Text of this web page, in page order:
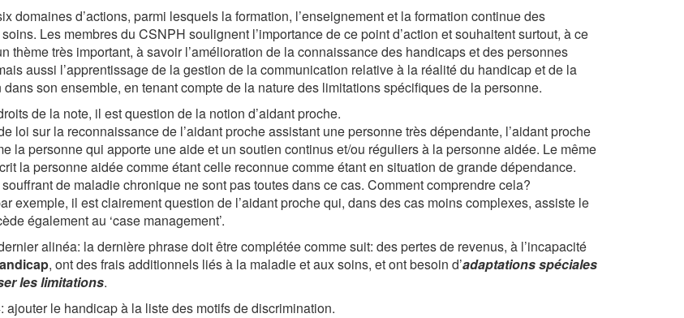
domaines d’actions, parmi lesquels la formation, l’enseignement et la formation continue des
Les membres du CSNPH soulignent l’importance de ce point d’action et souhaitent surtout, à ce
thème très important, à savoir l’amélioration de la connaissance des handicaps et des personnes
aussi l’apprentissage de la gestion de la communication relative à la réalité du handicap et de la
son ensemble, en tenant compte de la nature des limitations spécifiques de la personne.
de la note, il est question de la notion d’aidant proche.
loi sur la reconnaissance de l’aidant proche assistant une personne très dépendante, l’aidant proche
la personne qui apporte une aide et un soutien continus et/ou réguliers à la personne aidée. Le même
la personne aidée comme étant celle reconnue comme étant en situation de grande dépendance.
de maladie chronique ne sont pas toutes dans ce cas. Comment comprendre cela?
exemple, il est clairement question de l’aidant proche qui, dans des cas moins complexes, assiste le
également au ‘case management’.
alinéa: la dernière phrase doit être complétée comme suit: des pertes de revenus, à l’incapacité
, ont des frais additionnels liés à la maladie et aux soins, et ont besoin d’adaptations spéciales
les limitations.
ajouter le handicap à la liste des motifs de discrimination.